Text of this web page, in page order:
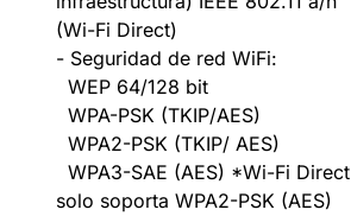
(Wi-Fi Direct)
- Seguridad de red WiFi:
WEP 64/128 bit
WPA-PSK (TKIP/AES)
WPA2-PSK (TKIP/ AES)
WPA3-SAE (AES) *Wi-Fi Direct
solo soporta WPA2-PSK (AES)